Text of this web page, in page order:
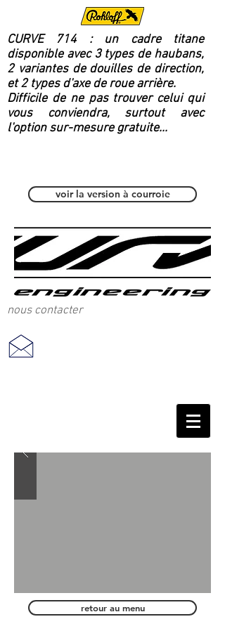
CURVE 714 : un cadre titane
disponible avec 3 types de haubans,
2 variantes de douilles de direction,
et 2 types d'axe de roue arrière.
Difficile de ne pas trouver celui qui
vous conviendra, surtout avec
l'option sur-mesure gratuite...
voir la version à courroie
nous contacter
retour au menu